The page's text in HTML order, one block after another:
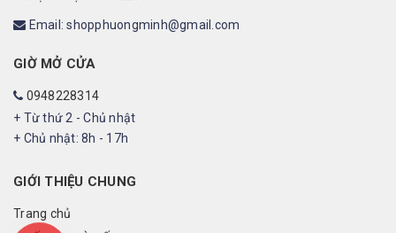
Email: shopphuongminh@gmail.com
GIỜ MỞ CỬA
0948228314
+ Từ thứ 2 - Chủ nhật
+ Chủ nhật: 8h - 17h
GIỚI THIỆU CHUNG
Trang chủ